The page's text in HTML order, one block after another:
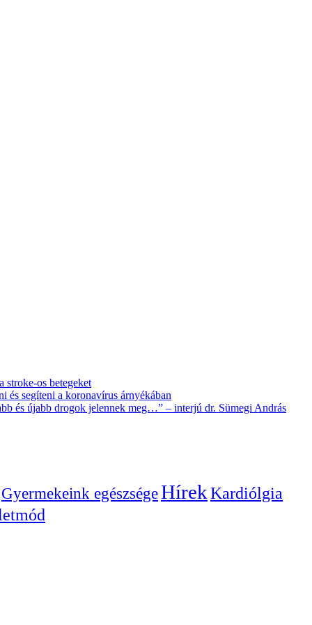
stroke-os betegeket
és segíteni a koronavírus árnyékában
és újabb drogok jelennek meg…” – interjú dr. Sümegi András
Gyermekeink egészségeHírekKardiólgia